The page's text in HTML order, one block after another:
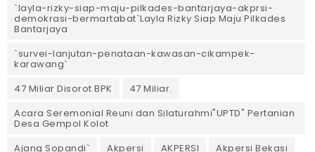
`layla-rizky-siap-maju-pilkades-bantarjaya-akprsi-
demokrasi-bermartabat`Layla Rizky Siap Maju Pilkades
Bantarjaya
`survei-lanjutan-penataan-kawasan-cikampek-
karawang`
47 Miliar Disorot BPK
47 Miliar.
Acara Seremonial Reuni dan Silaturahmi"UPTD" Pertanian
Desa Gempol Kolot
Ajang Sopandi`
Akpersi AKPERSI
Akpersi Bekasi